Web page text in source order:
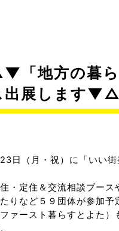
「地方の暮
出展します▼△
日（月・祝）に「いい
・定住＆交流相談ブース
りなど５９団体が参加予
ァースト暮らすとよた）